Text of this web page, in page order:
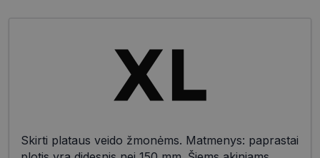
Skirti plataus veido žmonėms. Matmenys: paprastai